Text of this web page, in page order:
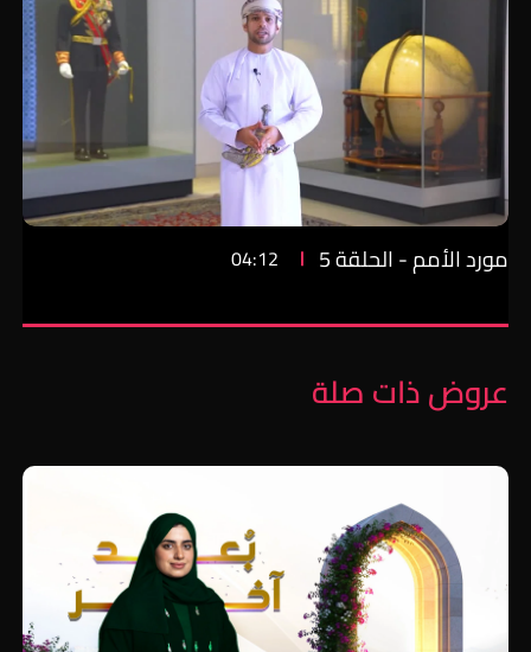
مورد الأمم - الحلقة 5 04:12
عروض ذات صلة